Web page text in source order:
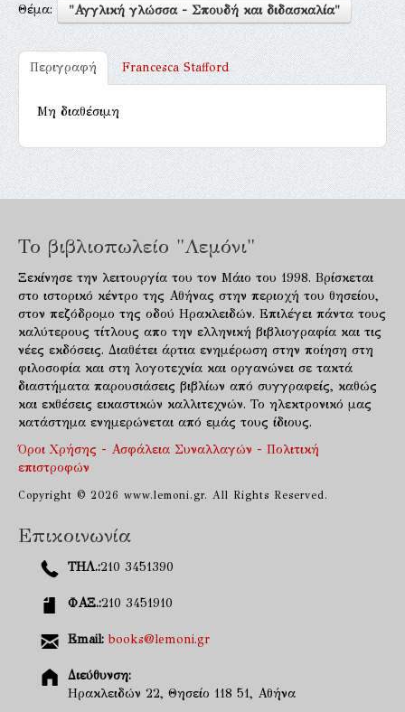
Θέμα: "Αγγλική γλώσσα - Σπουδή και διδασκαλία"
Περιγραφή Francesca Stafford
Μη διαθέσιμη
Το βιβλιοπωλείο "Λεμόνι"
Ξεκίνησε την λειτουργία του τον Μάιο του 1998. Βρίσκεται
στο ιστορικό κέντρο της Αθήνας στην περιοχή του θησείου,
στον πεζόδρομο της οδού Ηρακλειδών. Επιλέγει πάντα τους
καλύτερους τίτλους απο την ελληνική βιβλιογραφία και τις
νέες εκδόσεις. Διαθέτει άρτια ενημέρωση στην ποίηση στη
φιλοσοφία και στη λογοτεχνία και οργανώνει σε τακτά
διαστήματα παρουσιάσεις βιβλίων από συγγραφείς, καθώς
και εκθέσεις εικαστικών καλλιτεχνών. Το ηλεκτρονικό μας
κατάστημα ενημερώνεται από εμάς τους ίδιους.
Όροι Χρήσης - Ασφάλεια Συναλλαγών - Πολιτική
επιστροφών
Copyright © 2026 www.lemoni.gr. All Rights Reserved.
Επικοινωνία
ΤΗΛ.:210 3451390
ΦΑΞ.:210 3451910
Email: books@lemoni.gr
Διεύθυνση:
Ηρακλειδών 22, Θησείο 118 51, Αθήνα